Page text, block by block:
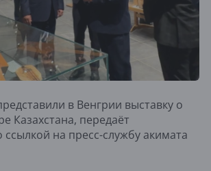
в Венгрии выставку о
Казахстана, передаёт
на пресс-службу акимата